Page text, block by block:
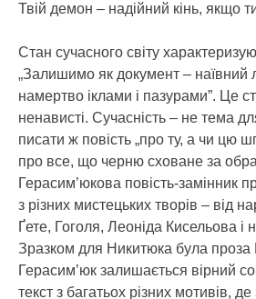
Твій демон – надійний кінь, якщо
Стан сучасного світу
„Залишимо як документ – наївний
намертво іклами і пазурами”. Це
ненависті. Сучасність – не тема
писати ж повість „про ту, а чи цю
про все, що черню сховане за
Герасим’юкова повість-замінник
з різних мистецьких творів – від
Ґете, Гоголя, Леоніда Кисельова
Зразком для Никитюка була
Герасим’юк залишається вірний
текст з багатьох різних мотивів,